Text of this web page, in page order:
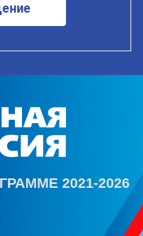
2021-2026